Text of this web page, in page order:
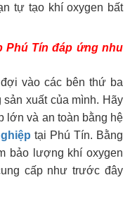
tự tạo khí oxygen bất
Phú Tín đáp ứng nhu
vào các bên thứ ba
xuất của mình. Hãy
lớn và an toàn bằng hệ
tại Phú Tín. Bằng
bảo lượng khí oxygen
cấp như trước đây